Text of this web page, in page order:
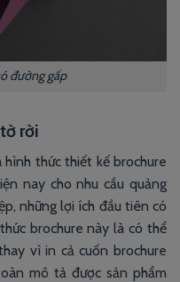
đường gấp
rời
thức thiết kế brochure
nay cho nhu cầu quảng
những lợi ích đầu tiên có
brochure này là có thể
vì in cả cuốn brochure
mô tả được sản phẩm